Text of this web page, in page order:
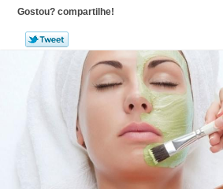
Gostou? compartilhe!